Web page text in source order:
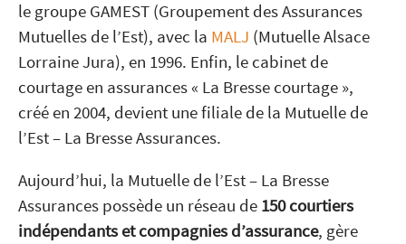
le groupe GAMEST (Groupement des Assurances
Mutuelles de l’Est), avec la MALJ (Mutuelle Alsace
Lorraine Jura), en 1996. Enfin, le cabinet de
courtage en assurances« La Bresse courtage »,
créé en 2004, devient une filiale de la Mutuelle de
l’Est – La Bresse Assurances.
Aujourd’hui, la Mutuelle de l’Est – La Bresse
Assurances possède un réseau de 150 courtiers
indépendants et compagnies d’assurance, gère